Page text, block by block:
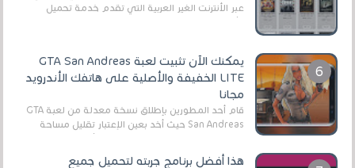
عبر الأنترنت الغير العربية التي تقدم خدمة تحميل
الأفلام على التورنت ، ومعظم هذه المواقع ل...
يمكنك الآن تثبيت لعبة GTA San Andreas
LITE الخفيفة والأصلية على هاتفك الأندرويد
مجانا
قام أحد المطورين بإطلاق نسخة معدلة من لعبة GTA
San Andreas حيث أخد بعين الإعتبار تقليل مساحة
هذا أفضل برنامج جربته لتحميل جميع